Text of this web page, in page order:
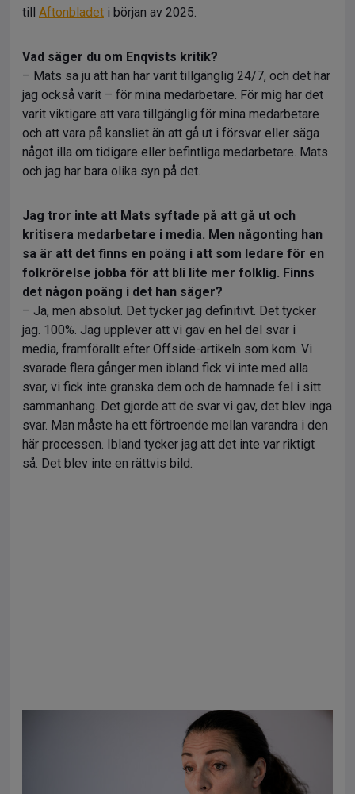
till Aftonbladet i början av 2025.
Vad säger du om Enqvists kritik?
– Mats sa ju att han har varit tillgänglig 24/7, och det har
jag också varit – för mina medarbetare. För mig har det
varit viktigare att vara tillgänglig för mina medarbetare
och att vara på kansliet än att gå ut i försvar eller säga
något illa om tidigare eller befintliga medarbetare. Mats
och jag har bara olika syn på det.
Jag tror inte att Mats syftade på att gå ut och
kritisera medarbetare i media. Men någonting han
sa är att det finns en poäng i att som ledare för en
folkrörelse jobba för att bli lite mer folklig. Finns
det någon poäng i det han säger?
– Ja, men absolut. Det tycker jag definitivt. Det tycker
jag. 100%. Jag upplever att vi gav en hel del svar i
media, framförallt efter Offside-artikeln som kom. Vi
svarade flera gånger men ibland fick vi inte med alla
svar, vi fick inte granska dem och de hamnade fel i sitt
sammanhang. Det gjorde att de svar vi gav, det blev inga
svar. Man måste ha ett förtroende mellan varandra i den
här processen. Ibland tycker jag att det inte var riktigt
så. Det blev inte en rättvis bild.